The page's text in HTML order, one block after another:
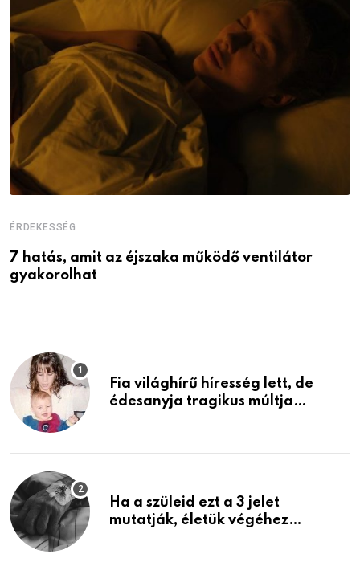
ÉRDEKESSÉG
7 hatás, amit az éjszaka működő ventilátor
gyakorolhat
Fia világhírű híresség lett, de
édesanyja tragikus múltja
Ha a szüleid ezt a 3 jelet
mutatják, életük végéhez